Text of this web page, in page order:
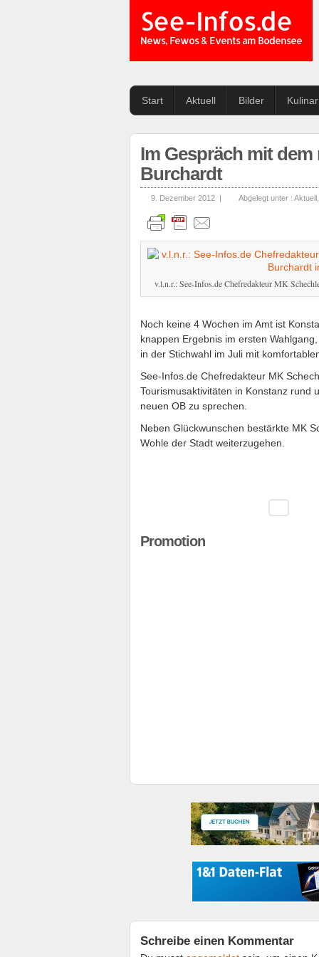
See-Infos.de
News, Fewos & Events am Bodensee
Start Aktuell Bilder
Im Gespräch mit
Burchardt
9. Dezember 2012 | Abgelegt unter : Aktuell
v.l.n.r.: See-Infos.de Chefredakteur MK
Noch keine 4 Wochen im Amt ist
knappen Ergebnis im ersten
in der Stichwahl im Juli mit
See-Infos.de Chefredakteur MK
Tourismusaktivitäten in Konstanz rund
neuen OB zu sprechen.
Neben Glückwunschen bestärkte MK
Wohle der Stadt weiterzugehen.
Promotion
Schreibe einen Kommentar